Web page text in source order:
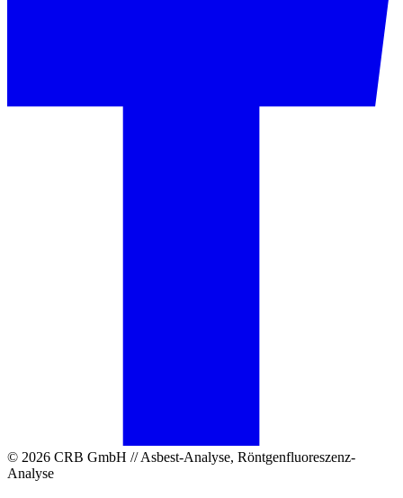
© 2026 CRB GmbH // Asbest-Analyse, Röntgenfluoreszenz-
Analyse